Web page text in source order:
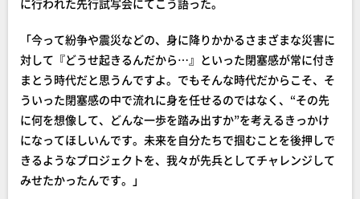
に行われた先行試写会にてこう語った。
「今って紛争や震災などの、身に降りかかるさまざまな災害に
対して『どうせ起きるんだから…』といった閉塞感が常に付き
まとう時代だと思うんですよ。でもそんな時代だからこそ、そ
ういった閉塞感の中で流れに身を任せるのではなく、“その先
に何を想像して、どんな一歩を踏み出すか”を考えるきっかけ
になってほしいんです。未来を自分たちで掴むことを後押しで
きるようなプロジェクトを、我々が先兵としてチャレンジして
みせたかったんです。」